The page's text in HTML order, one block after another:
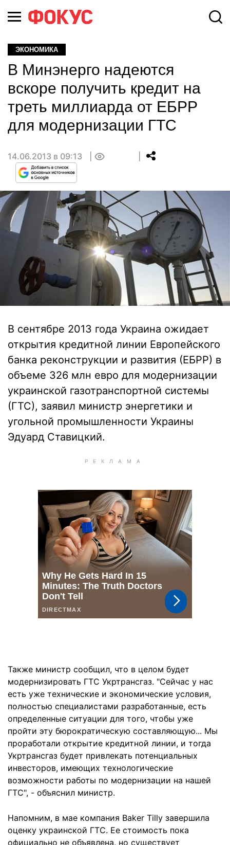
ЭКОНОМИКА
В Минэнерго надеются
вскоре получить кредит на
треть миллиарда от ЕБРР
для модернизации ГТС
14.06.2013 в 09:13
В сентябре 2013 года Украина ожидает
открытия кредитной линии Европейского
банка реконструкции и развития (ЕБРР) в
объеме 326 млн евро для модернизации
украинской газотранспортной системы
(ГТС), заявил министр энергетики и
угольной промышленности Украины
Эдуард Ставицкий.
Также министр сообщил, что в целом будет
модернизировать ГТС Укртрансгаз. "Сейчас у нас
есть уже технические и экономические условия,
полностью специалистами разработанные, есть
определенные ситуации для того, чтобы уже
пройти эту бюрократическую составляющую... Мы
проработали открытие кредитной линии, и тогда
Укртрансгаз будет привлекать потенциальных
инвесторов, имеющих технологические
возможности работы по модернизации на нашей
ГТС", - объяснил министр.
Напомним, в мае компания Baker Tilly завершила
оценку украинской ГТС. Ее стоимость пока
официально не объявлена, но существует